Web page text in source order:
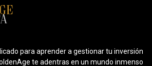
para aprender a gestionar tu inversión
te adentras en un mundo inmenso